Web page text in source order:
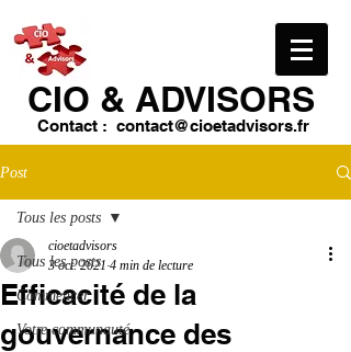
CIO & ​ADVISORS
Contact : contact@cioetadvisors.fr
Post
Tous les posts
Commencer
Votre communauté
Tous les posts
Efficacité de la
gouvernance des
cioetadvisors
3 oct. 2021 4 min de lecture